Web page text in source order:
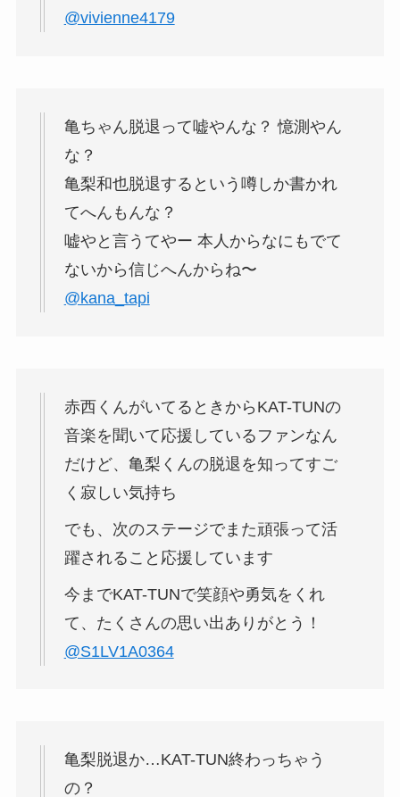
@vivienne4179
亀ちゃん脱退って嘘やんな？ 憶測やん
な？
亀梨和也脱退するという噂しか書かれ
てへんもんな？
嘘やと言うてやー 本人からなにもでて
ないから信じへんからね〜
@kana_tapi
赤西くんがいてるときからKAT-TUNの
音楽を聞いて応援しているファンなん
だけど、亀梨くんの脱退を知ってすご
く寂しい気持ち
でも、次のステージでまた頑張って活
躍されること応援しています
今までKAT-TUNで笑顔や勇気をくれ
て、たくさんの思い出ありがとう！
@S1LV1A0364
亀梨脱退か…KAT-TUN終わっちゃう
の？